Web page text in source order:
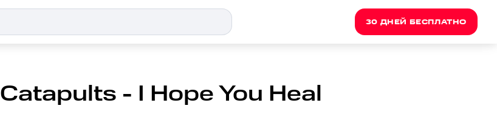
30 ДНЕЙ БЕСПЛАТНО
Catapults - I Hope You Heal